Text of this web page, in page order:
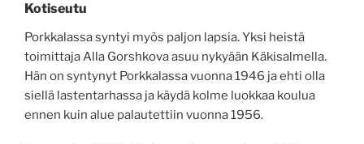
Kotiseutu
Porkkalassa syntyi myös paljon lapsia. Yksi heistä
toimittaja Alla Gorshkova asuu nykyään Käkisalmella.
Hän on syntynyt Porkkalassa vuonna 1946 ja ehti olla
siellä lastentarhassa ja käydä kolme luokkaa koulua
ennen kuin alue palautettiin vuonna 1956.